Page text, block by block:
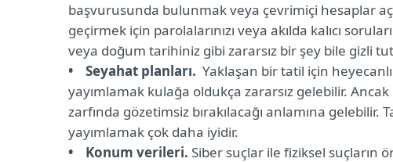
başvurusunda bulunmak veya çevrimiçi hesaplar
geçirmek için parolalarınızı veya akılda kalıcı
veya doğum tarihiniz gibi zararsız bir şey bile gizli
• Seyahat planları. Yaklaşan bir tatil için
yayımlamak kulağa oldukça zararsız gelebilir.
zarfında gözetimsiz bırakılacağı anlamına
yayımlamak çok daha iyidir.
• Konum verileri. Siber suçlar ile fiziksel suçların